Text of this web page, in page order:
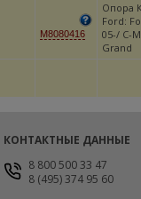
M8080416
Опора
Ford:
05-/ C-
Grand
КОНТАКТНЫЕ ДАННЫЕ
8 800 500 33 47
8 (495) 374 95 60